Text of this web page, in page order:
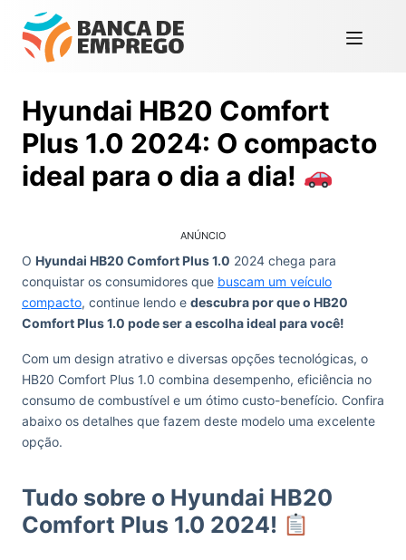
Hyundai HB20 Comfort
Plus 1.0 2024: O compacto
ideal para o dia a dia!
ANÚNCIO
O Hyundai HB20 Comfort Plus 1.0 2024 chega para
conquistar os consumidores que buscam um veículo
compacto, continue lendo e descubra por que o HB20
Comfort Plus 1.0 pode ser a escolha ideal para você!
Com um design atrativo e diversas opções tecnológicas, o
HB20 Comfort Plus 1.0 combina desempenho, eficiência no
consumo de combustível e um ótimo custo-benefício. Confira
abaixo os detalhes que fazem deste modelo uma excelente
opção.
Tudo sobre o Hyundai HB20
Comfort Plus 1.0 2024!